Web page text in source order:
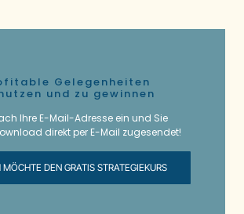
Gelegenheiten
und zu gewinnen
Ihre E-Mail-Adresse ein und Sie
direkt per E-Mail zugesendet!
DEN GRATIS STRATEGIEKURS